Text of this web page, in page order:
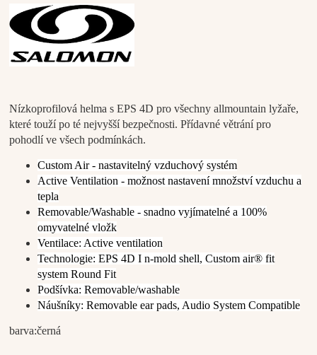
Nízkoprofilová helma s EPS 4D pro všechny allmountain lyžaře,
které touží po té nejvyšší bezpečnosti. Přídavné větrání pro
pohodlí ve všech podmínkách.
Custom Air - nastavitelný vzduchový systém
Active Ventilation - možnost nastavení množství vzduchu a
tepla
Removable/Washable - snadno vyjímatelné a 100%
omyvatelné vložk
Ventilace: Active ventilation
Technologie: EPS 4D I n-mold shell, Custom air® fit
system Round Fit
Podšívka: Removable/washable
Náušníky: Removable ear pads, Audio System Compatible
barva:černá